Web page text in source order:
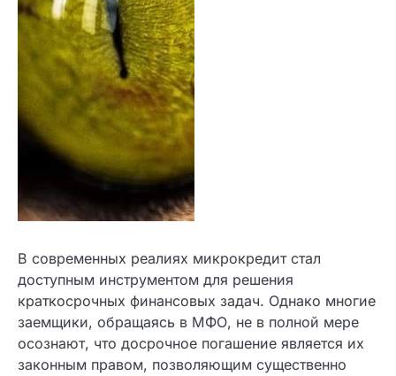
В современных реалиях микрокредит стал
доступным инструментом для решения
краткосрочных финансовых задач. Однако
многие заемщики, обращаясь в МФО, не в
полной мере осознают, что досрочное
погашение является их законным правом,